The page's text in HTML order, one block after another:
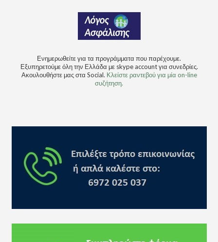
Ενημερωθείτε για τα προγράμματα που παρέχουμε.
Εξυπηρετούμε όλη την Ελλάδα με skype account για συνεδρίες.
Ακουλουθήστε μας στα Social. Κλείστε ραντεβού για μία on-line
συζήτηση.